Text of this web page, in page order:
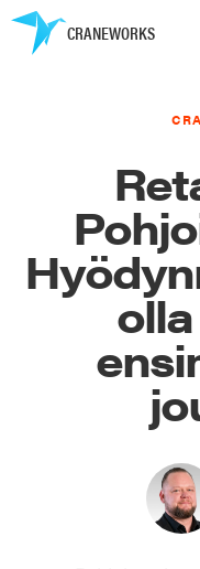
CRANEWORKS